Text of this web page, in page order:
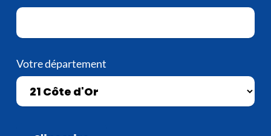
Votre département